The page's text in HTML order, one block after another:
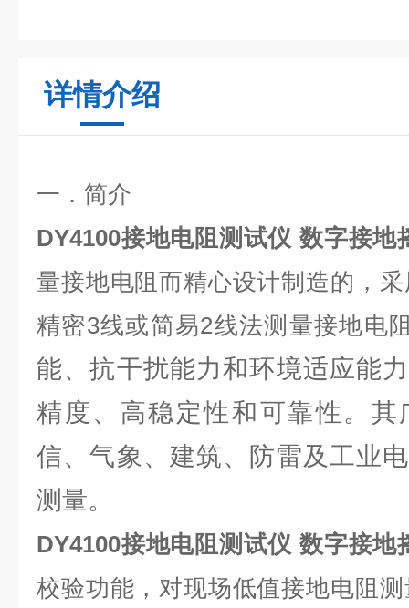
详情介绍
一．简介
DY4100接地电阻测试仪 数字接地
量接地电阻而精心设计制造的，
精密3线或简易2线法测量接地电
能、抗干扰能力和环境适应能
精度、高稳定性和可靠性。其
信、气象、建筑、防雷及工业
测量。
DY4100接地电阻测试仪 数字接地
校验功能，对现场低值接地电阻